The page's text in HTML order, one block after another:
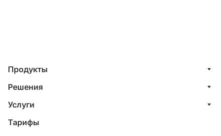
Продукты
Управление клиентами (CRM)
Проекты
Финансы
Решения
ИТ-компании
Строительные компании
Услуги
Внедрение системы управления клиентами
Тарифы